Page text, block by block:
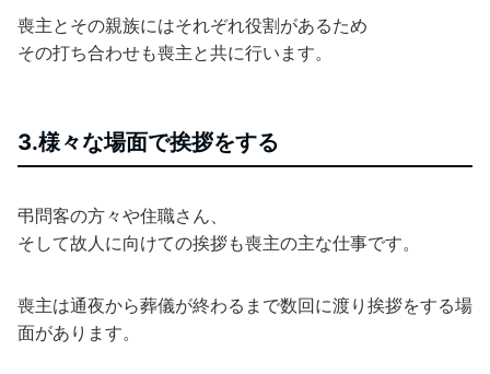
喪主とその親族にはそれぞれ役割があるため
その打ち合わせも喪主と共に行います。
3.様々な場面で挨拶をする
弔問客の方々や住職さん、
そして故人に向けての挨拶も喪主の主な仕事です。
喪主は通夜から葬儀が終わるまで数回に渡り挨拶をする場
面があります。